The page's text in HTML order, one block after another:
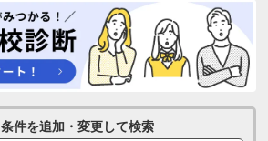
条件を追加・変更して検索